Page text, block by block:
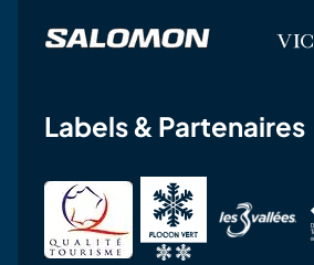
Labels & Partenaires